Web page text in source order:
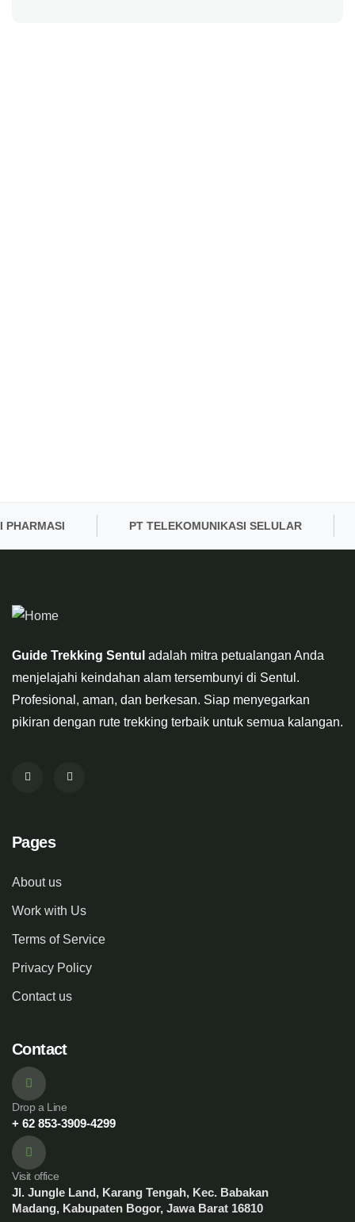
PT TELEKOMUNIKASI SELULAR
Guide Trekking Sentul adalah mitra petualangan Anda
menjelajahi keindahan alam tersembunyi di Sentul.
Profesional, aman, dan berkesan. Siap menyegarkan
pikiran dengan rute trekking terbaik untuk semua kalangan.
Pages
About us
Work with Us
Terms of Service
Privacy Policy
Contact us
Contact
Drop a Line
+ 62 853-3909-4299
Visit office
Jl. Jungle Land, Karang Tengah, Kec. Babakan
Madang, Kabupaten Bogor, Jawa Barat 16810